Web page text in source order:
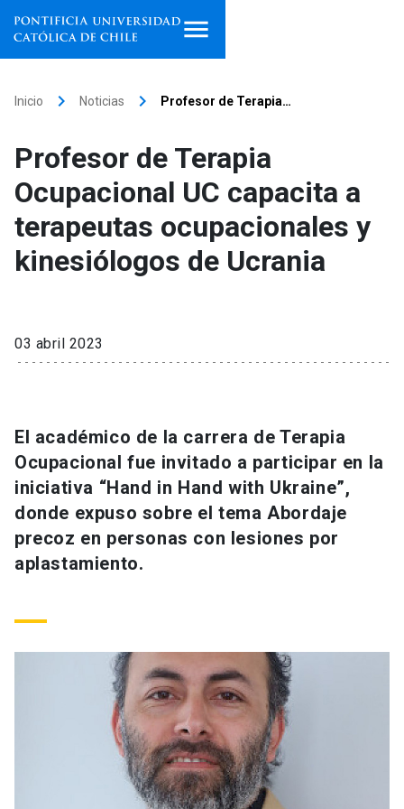
Facultades, escuelas e
institutos
Investigación
Información para keyboard_arrow_down
Futuros estudiantes
Estudiantes
launch
Padres y familia
launch
Go to english site launch
ACCESOS DIRECTOS
launch
Biblioteca launch
Inicio keyboard_arrow_right Noticias keyboard_arrow_right Profesor de Terapia…
Profesor de Terapia
Ocupacional UC capacita a
terapeutas ocupacionales y
kinesiólogos de Ucrania
03 abril 2023
El académico de la carrera de Terapia
Ocupacional fue invitado a participar en la
iniciativa “Hand in Hand with Ukraine”,
donde expuso sobre el tema Abordaje
precoz en personas con lesiones por
aplastamiento.